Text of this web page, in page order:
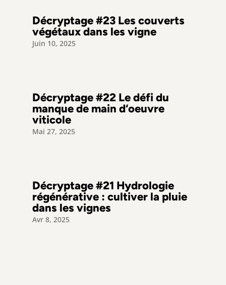
Décryptage #23 Les couverts
végétaux dans les vigne
Juin 10, 2025
Décryptage #22 Le défi du
manque de main d‘oeuvre
viticole
Mai 27, 2025
Décryptage #21 Hydrologie
régénérative : cultiver la pluie
dans les vignes
Avr 8, 2025